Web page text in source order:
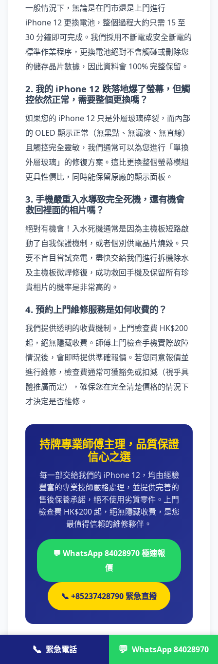
一般情況下，無論是在門市還是上門進行
iPhone 12 更換電池，整個過程大約只需 15 至
30 分鐘即可完成。我們採用不斷電或安全斷電的
標準作業程序，更換電池絕對不會觸碰或刪除您
的儲存晶片數據，因此資料會 100% 完整保留。
2. 我的 iPhone 12 跌落地爆了螢幕，但觸
控依然正常，需要整個更換嗎？
如果您的 iPhone 12 只是外層玻璃碎裂，而內部
的 OLED 顯示正常（無黑點、無漏液、無直線）
且觸控完全靈敏，我們通常可以為您進行「單換
外層玻璃」的修復方案。這比更換整個螢幕模組
更具性價比，同時能保留原廠的顯示面板。
3. 手機嚴重入水導致完全死機，還有機會
救回裡面的相片嗎？
絕對有機會！入水死機通常是因為主機板短路啟
動了自我保護機制，或者個別供電晶片燒毀。只
要不盲目嘗試充電，盡快交給我們進行拆機除水
及主機板微焊修復，成功救回手機及保留所有珍
貴相片的機率是非常高的。
4. 預約上門維修服務是如何收費的？
我們提供透明的收費機制。上門檢查費 HK$200
起，絕無隱藏收費。師傅上門檢查手機實際故障
情況後，會即時提供準確報價。若您同意報價並
進行維修，檢查費通常可獲豁免或扣減（視乎具
體推廣而定），確保您在完全清楚價格的情況下
才決定是否維修。
持牌專業師傅主理，品質保證
信心之選
每一部交給我們的 iPhone 12，均由經驗
豐富的專業技師嚴格處理，並提供完善的
售後保養承諾，絕不使用劣質零件。上門
檢查費 HK$200 起，絕無隱藏收費，是您
最值得信賴的維修夥伴。
💬 WhatsApp 84028970 極速報
價
📞 +85237428790 緊急直撥
📞 緊急電話 💬 WhatsApp 84028970